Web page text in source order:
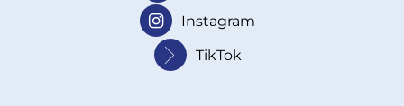
Instagram
TikTok